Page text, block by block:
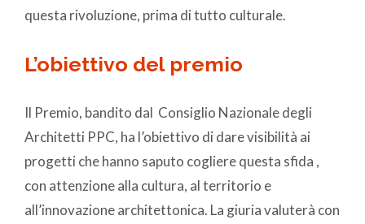
questa rivoluzione, prima di tutto culturale.
L’obiettivo del premio
Il Premio, bandito dal Consiglio Nazionale degli
Architetti PPC, ha l’obiettivo di dare visibilità ai
progetti che hanno saputo cogliere questa sfida ,
con attenzione alla cultura, al territorio e
all’innovazione architettonica. La giuria valuterà con